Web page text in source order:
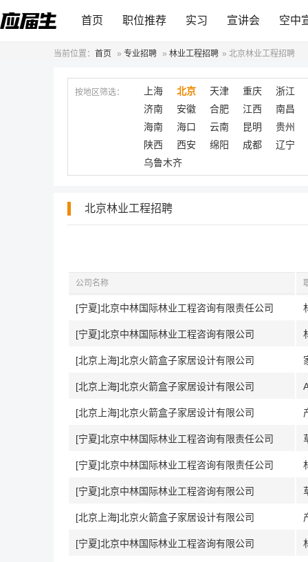
首页 职位推荐 实习 宣讲会 空中
当前位置： 首页 » 专业招聘 » 林业工程招聘 » 北京林业工程招聘
按地区筛选： 上海 北京 天津 重庆
浙江
济南
安徽 合肥 江西
南昌
海南
海口 云南 昆明
贵州
陕西
西安 绵阳 成都
辽宁
乌鲁木齐
北京林业工程招聘
公司名称
[宁夏]北京中林国际林业工程咨询有限责任公司
[宁夏]北京中林国际林业工程咨询有限公司
[北京上海]北京火箭盒子家居设计有限公司
[北京上海]北京火箭盒子家居设计有限公司
[北京上海]北京火箭盒子家居设计有限公司
[宁夏]北京中林国际林业工程咨询有限责任公司
[宁夏]北京中林国际林业工程咨询有限责任公司
[宁夏]北京中林国际林业工程咨询有限公司
[北京上海]北京火箭盒子家居设计有限公司
[宁夏]北京中林国际林业工程咨询有限公司